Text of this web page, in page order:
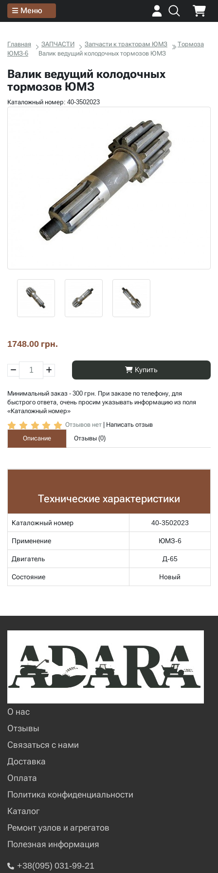
Меню
Главная ЗАПЧАСТИ Запчасти к тракторам ЮМЗ
Тормоза
ЮМЗ-6
Валик ведущий колодочных тормозов ЮМЗ
Валик ведущий колодочных
тормозов ЮМЗ
Каталожный номер: 40-3502023
1748.00 грн.
Купить
Минимальный заказ - 300 грн. При заказе по телефону, для
быстрого ответа, очень просим указывать информацию из поля
«Каталожный номер»
Отзывов нет
Написать отзыв
Описание
Отзывы (0)
Технические характеристики
Каталожный номер 40-3502023
Применение ЮМЗ-6
Двигатель Д-65
Состояние Новый
О нас
Отзывы
Связаться с нами
Доставка
Оплата
Политика конфиденциальности
Каталог
Ремонт узлов и агрегатов
Полезная информация
+38(095) 031-99-21